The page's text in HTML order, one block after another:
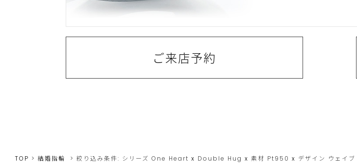
ご来店予約
TOP 結婚指輪 絞り込み条件: シリーズ One Heart x Double Hug x 素材 Pt950 x デザイン ウェイブ